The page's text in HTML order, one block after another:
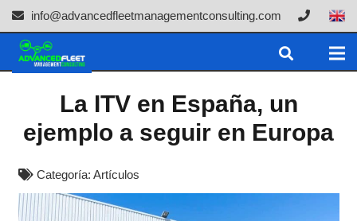
info@advancedfleetmanagementconsulting.com
La ITV en España, un
ejemplo a seguir en Europa
Categoría: Artículos